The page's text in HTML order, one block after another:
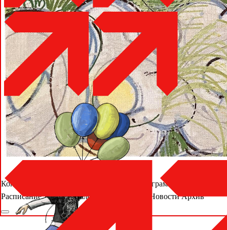
Конкурсная программа Внеконкурсная программа
РасписаниеЖюриКаталог НовостиАрхив